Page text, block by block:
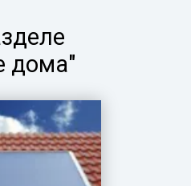
дома"